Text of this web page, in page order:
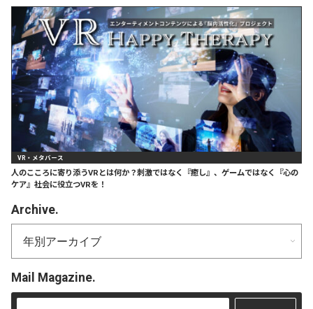
VR・メタバース
人のこころに寄り添うVRとは何か？刺激ではなく『癒し』、ゲームではなく『心の
ケア』社会に役立つVRを！
Archive.
Mail Magazine.